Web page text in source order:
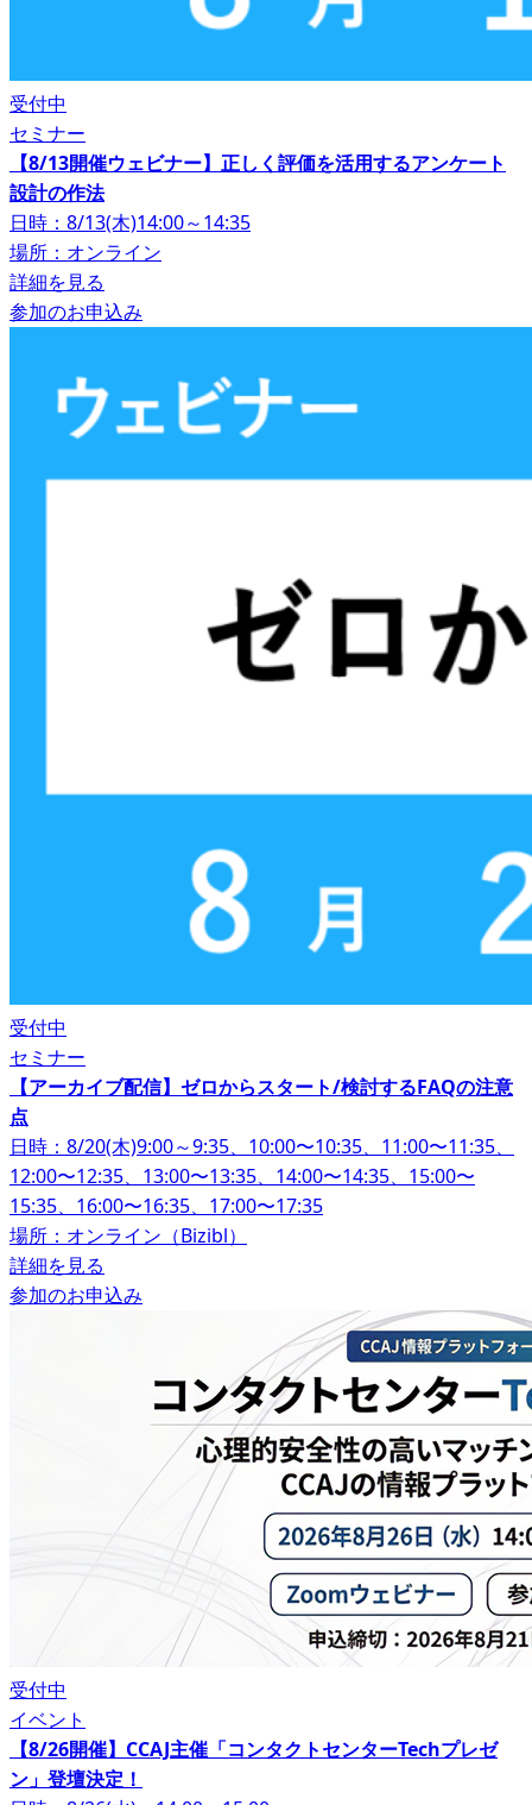
受付中
セミナー
【8/13開催ウェビナー】正しく評価を活用するアンケート
設計の作法
日時：8/13(木)14:00～14:35
場所：オンライン
詳細を見る
参加のお申込み
受付中
セミナー
【アーカイブ配信】ゼロからスタート/検討するFAQの注意
点
日時：8/20(木)9:00～9:35、10:00〜10:35、11:00〜11:35、
12:00〜12:35、13:00〜13:35、14:00〜14:35、15:00〜
15:35、16:00〜16:35、17:00〜17:35
場所：オンライン（Bizibl）
詳細を見る
参加のお申込み
受付中
イベント
【8/26開催】CCAJ主催「コンタクトセンターTechプレゼ
ン」登壇決定！